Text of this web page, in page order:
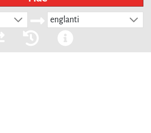
englanti